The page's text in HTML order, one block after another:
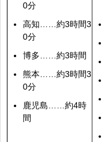
0分
高知……約3時間3
0分
博多……約3時間
熊本……約3時間3
0分
鹿児島……約4時
間